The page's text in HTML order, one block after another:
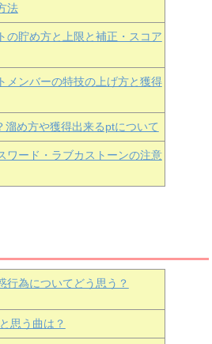
法
の貯め方と上限と補正・スコア
メンバーの特技の上げ方と獲得
溜め方や獲得出来るptについて
ワード・ラブカストーンの注意
行為についてどう思う？
思う曲は？